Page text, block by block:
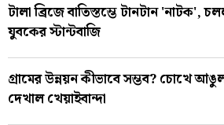
টালা ব্রিজে বাতিস্তম্ভে টানটান 'নাটক',
যুবকের স্টান্টবাজি
গ্রামের উন্নয়ন কীভাবে সম্ভব? চোখে
দেখাল খেয়াইবান্দা